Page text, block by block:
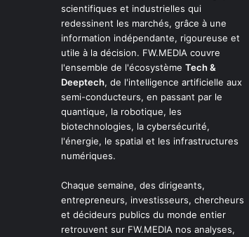
scientifiques et industrielles qui
redessinent les marchés, grâce à une
information indépendante, rigoureuse et
utile à la décision. FW.MEDIA couvre
l'ensemble de l'écosystème Tech &
Deeptech, de l'intelligence artificielle aux
semi-conducteurs, en passant par le
quantique, la robotique, les
biotechnologies, la cybersécurité,
l'énergie, le spatial et les infrastructures
numériques.
Chaque semaine, des dirigeants,
entrepreneurs, investisseurs, chercheurs
et décideurs publics du monde entier
retrouvent sur FW.MEDIA nos analyses,